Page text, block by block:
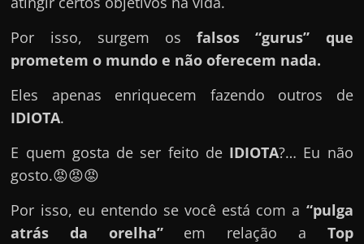
t
P
e
n
a
n
d
o
Por isso, surgem osfalsos “gurus” que
prometem o mundo e não oferecem nada.
Eles apenas enriquecem fazendo outros de
IDIOTA.
E quem gosta de ser feito de IDIOTA?… Eu não
gosto.😡😡😡
Por isso, eu entendo se você está com a “pulga
atrás da orelha”em relação a Top